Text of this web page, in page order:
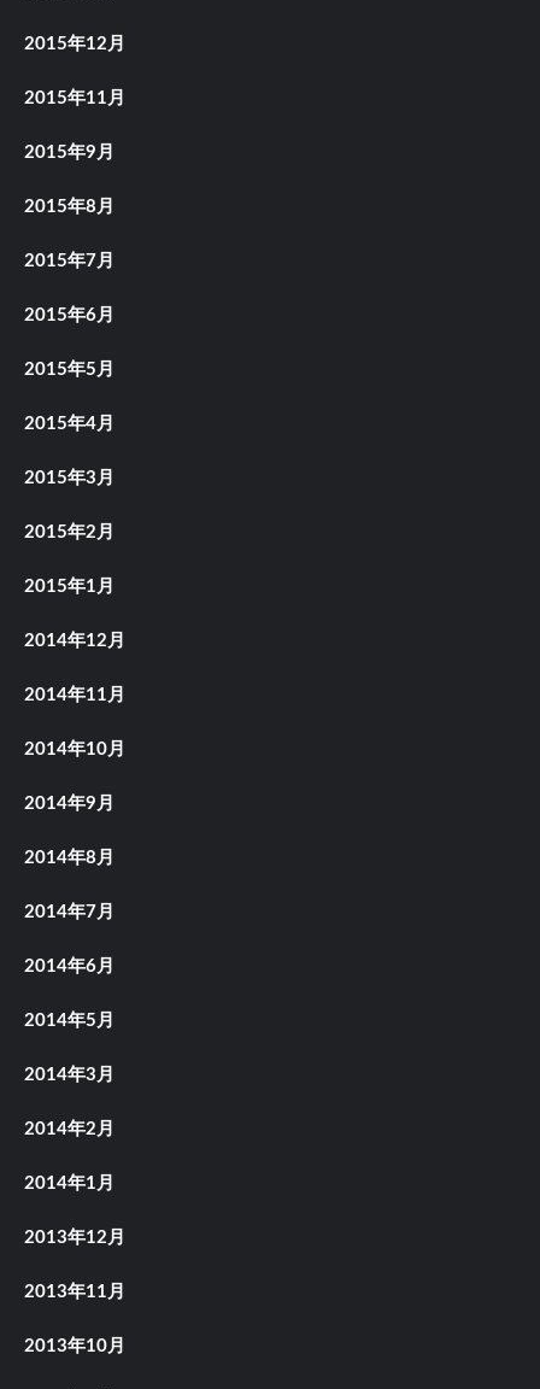
2015年12月
2015年11月
2015年9月
2015年8月
2015年7月
2015年6月
2015年5月
2015年4月
2015年3月
2015年2月
2015年1月
2014年12月
2014年11月
2014年10月
2014年9月
2014年8月
2014年7月
2014年6月
2014年5月
2014年3月
2014年2月
2014年1月
2013年12月
2013年11月
2013年10月